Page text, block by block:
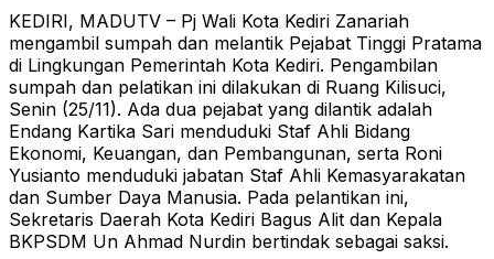
KEDIRI, MADUTV – Pj Wali Kota Kediri Zanariah
mengambil sumpah dan melantik Pejabat Tinggi Pratama
di Lingkungan Pemerintah Kota Kediri. Pengambilan
sumpah dan pelatikan ini dilakukan di Ruang Kilisuci,
Senin (25/11). Ada dua pejabat yang dilantik adalah
Endang Kartika Sari menduduki Staf Ahli Bidang
Ekonomi, Keuangan, dan Pembangunan, serta Roni
Yusianto menduduki jabatan Staf Ahli Kemasyarakatan
dan Sumber Daya Manusia. Pada pelantikan ini,
Sekretaris Daerah Kota Kediri Bagus Alit dan Kepala
BKPSDM Un Ahmad Nurdin bertindak sebagai saksi.